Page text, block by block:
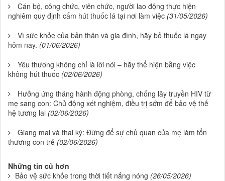
Cán bộ, công chức, viên chức, người lao động thực hiện
nghiêm quy định cấm hút thuốc lá tại nơi làm việc (31/05/2026)
Vì sức khỏe của bản thân và gia đình, hãy bỏ thuốc lá ngay
hôm nay. (01/06/2026)
Yêu thương không chỉ là lời nói – hãy thể hiện bằng việc
không hút thuốc (02/06/2026)
Hưởng ứng tháng hành động phòng, chống lây truyền HIV từ
mẹ sang con: Chủ động xét nghiệm, điều trị sớm để bảo vệ thế
hệ tương lai (02/06/2026)
Giang mai và thai kỳ: Đừng để sự chủ quan của mẹ làm tổn
thương con trẻ (02/06/2026)
Những tin cũ hơn
Bảo vệ sức khỏe trong thời tiết nắng nóng (26/05/2026)